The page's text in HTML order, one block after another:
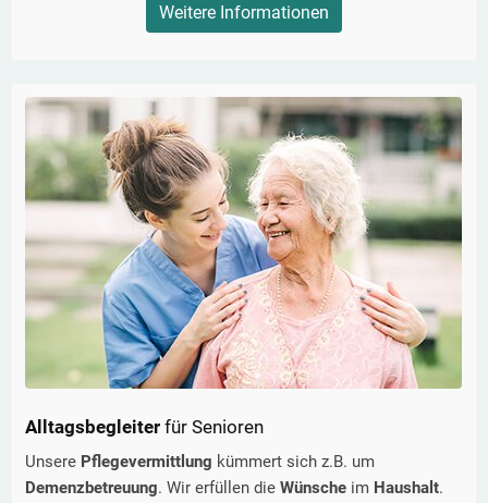
Weitere Informationen
Alltagsbegleiter für Senioren
Unsere Pflegevermittlung kümmert sich z.B. um
Demenzbetreuung. Wir erfüllen die Wünsche im Haushalt.